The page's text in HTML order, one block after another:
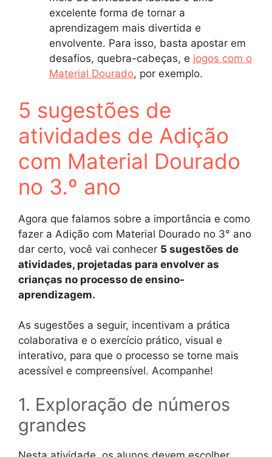
excelente forma de tornar a
aprendizagem mais divertida e
envolvente. Para isso, basta apostar em
desafios, quebra-cabeças, e jogos com o
Material Dourado, por exemplo.
5 sugestões de
atividades de Adição
com Material Dourado
no 3.º ano
Agora que falamos sobre a importância e como
fazer a Adição com Material Dourado no 3° ano
dar certo, você vai conhecer 5 sugestões de
atividades, projetadas para envolver as
crianças no processo de ensino-
aprendizagem.
As sugestões a seguir, incentivam a prática
colaborativa e o exercício prático, visual e
interativo, para que o processo se torne mais
acessível e compreensível. Acompanhe!
1. Exploração de números
grandes